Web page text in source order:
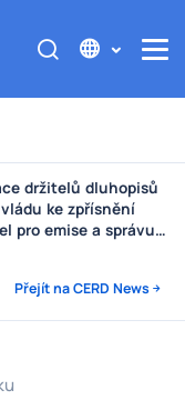
věřitelům
Auto
Přejít na CERD News